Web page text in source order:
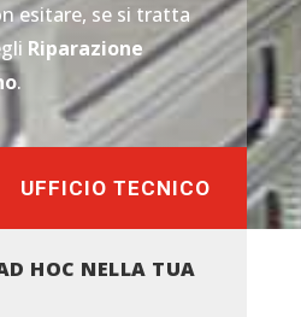
esitare, se si tratta
Riparazione
.
UFFICIO TECNICO
HOC NELLA TUA